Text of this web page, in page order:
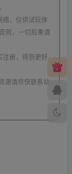
络，仅供试玩体
则，一切后果请
注册，得到更好
源请尽快联系站